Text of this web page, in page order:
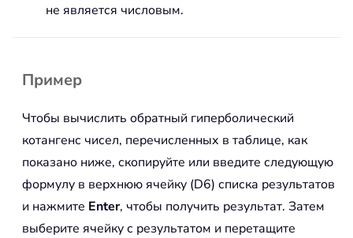
не является числовым.
Пример
Чтобы вычислить обратный гиперболический
котангенс чисел, перечисленных в таблице, как
показано ниже, скопируйте или введите следующую
формулу в верхнюю ячейку (D6) списка результатов
и нажмите Enter, чтобы получить результат. Затем
выберите ячейку с результатом и перетащите